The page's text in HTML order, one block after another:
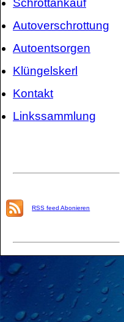
Autoverschrottung
Autoentsorgen
Klüngelskerl
Kontakt
Linkssammlung
RSS feed Abonieren